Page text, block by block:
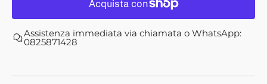
CODICE
36814161
6676979A1
CODICE
36814161
6676979A1
Assistenza immediata via chiamata o WhatsApp:
0825871428